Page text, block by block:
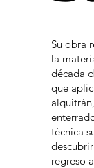
Su obra
la
década
que
técnica
regreso